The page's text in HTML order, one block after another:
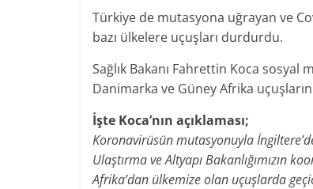
Türkiye de mutasyona uğrayan ve
bazı ülkelere uçuşları durdurdu.
Sağlık Bakanı Fahrettin Koca sosyal
Danimarka ve Güney Afrika
İşte Koca’nın açıklaması;
Koronavirüsün mutasyonuyla
Ulaştırma ve Altyapı Bakanlığımızın
Afrika’dan ülkemize olan uçuşlarda